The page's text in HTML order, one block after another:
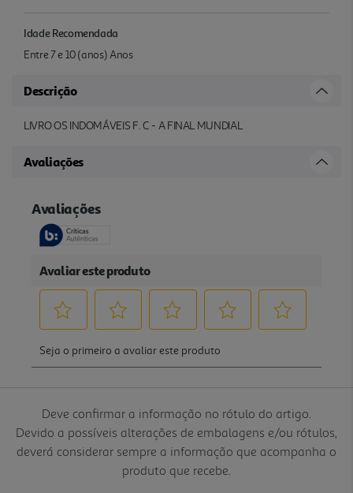
Idade Recomendada
Entre 7 e 10 (anos) Anos
Descrição
LIVRO OS INDOMÁVEIS F. C - A FINAL MUNDIAL
Avaliações
Deve confirmar a informação no rótulo do artigo.
Devido a possíveis alterações de embalagens e/ou rótulos,
deverá considerar sempre a informação que acompanha o
produto que recebe.